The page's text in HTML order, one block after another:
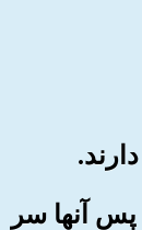
پس آنها سر